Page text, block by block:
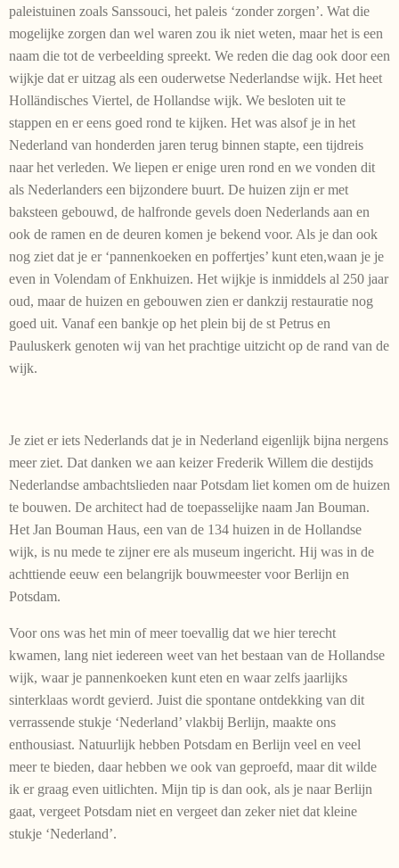
paleistuinen zoals Sanssouci, het paleis ‘zonder zorgen’. Wat die
mogelijke zorgen dan wel waren zou ik niet weten, maar het is een
naam die tot de verbeelding spreekt. We reden die dag ook door een
wijkje dat er uitzag als een ouderwetse Nederlandse wijk. Het heet
Holländisches Viertel, de Hollandse wijk. We besloten uit te
stappen en er eens goed rond te kijken. Het was alsof je in het
Nederland van honderden jaren terug binnen stapte, een tijdreis
naar het verleden. We liepen er enige uren rond en we vonden dit
als Nederlanders een bijzondere buurt. De huizen zijn er met
baksteen gebouwd, de halfronde gevels doen Nederlands aan en
ook de ramen en de deuren komen je bekend voor. Als je dan ook
nog ziet dat je er ‘pannenkoeken en poffertjes’ kunt eten,waan je je
even in Volendam of Enkhuizen. Het wijkje is inmiddels al 250 jaar
oud, maar de huizen en gebouwen zien er dankzij restauratie nog
goed uit. Vanaf een bankje op het plein bij de st Petrus en
Pauluskerk genoten wij van het prachtige uitzicht op de rand van de
wijk.
Je ziet er iets Nederlands dat je in Nederland eigenlijk bijna nergens
meer ziet. Dat danken we aan keizer Frederik Willem die destijds
Nederlandse ambachtslieden naar Potsdam liet komen om de huizen
te bouwen. De architect had de toepasselijke naam Jan Bouman.
Het Jan Bouman Haus, een van de 134 huizen in de Hollandse
wijk, is nu mede te zijner ere als museum ingericht. Hij was in de
achttiende eeuw een belangrijk bouwmeester voor Berlijn en
Potsdam.
Voor ons was het min of meer toevallig dat we hier terecht
kwamen, lang niet iedereen weet van het bestaan van de Hollandse
wijk, waar je pannenkoeken kunt eten en waar zelfs jaarlijks
sinterklaas wordt gevierd. Juist die spontane ontdekking van dit
verrassende stukje ‘Nederland’ vlakbij Berlijn, maakte ons
enthousiast. Natuurlijk hebben Potsdam en Berlijn veel en veel
meer te bieden, daar hebben we ook van geproefd, maar dit wilde
ik er graag even uitlichten. Mijn tip is dan ook, als je naar Berlijn
gaat, vergeet Potsdam niet en vergeet dan zeker niet dat kleine
stukje ‘Nederland’.